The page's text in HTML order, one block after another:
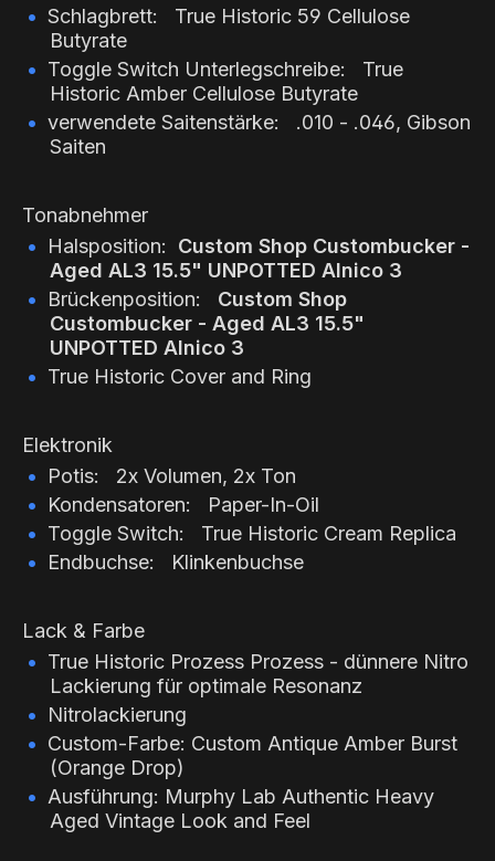
Schlagbrett: True Historic 59 Cellulose
Butyrate
Toggle Switch Unterlegschreibe: True
Historic Amber Cellulose Butyrate
verwendete Saitenstärke: .010 - .046, Gibson
Saiten
Tonabnehmer
Halsposition:
Custom Shop Custombucker -
Aged AL3 15.5" UNPOTTED Alnico 3
Brückenposition:
Custom Shop
Custombucker - Aged AL3 15.5"
UNPOTTED Alnico 3
True Historic Cover and Ring
Elektronik
Potis: 2x Volumen, 2x Ton
Kondensatoren: Paper-In-Oil
Toggle Switch: True Historic Cream Replica
Endbuchse: Klinkenbuchse
Lack & Farbe
True Historic Prozess Prozess - dünnere Nitro
Lackierung für optimale Resonanz
Nitrolackierung
Custom-Farbe: Custom Antique Amber Burst
(Orange Drop)
Ausführung: Murphy Lab Authentic Heavy
Aged Vintage Look and Feel